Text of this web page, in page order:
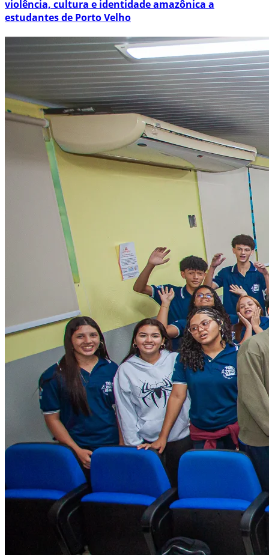
violência, cultura e identidade amazônica a
estudantes de Porto Velho